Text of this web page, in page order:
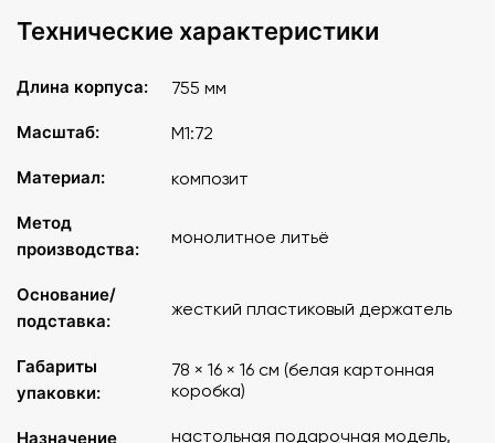
«Союз».
Разрабатывалась и изготавливалась в Куйбышеве (ныне
Ильича Козлова и Сергея Павловича Королёва на
Описание
Высота модели на подставке: 38 см.
Размер упаковки: 10 х 10 х 40 см.
Вес в транспортной упаковке не более 1 кг.
Технические характеристики
Длина корпуса: 755 мм
Масштаб: М1:72
Материал: композит
Метод
производства:
монолитное литьё
Основание/
подставка:
жесткий пластиковый держатель
Габариты
упаковки:
78 × 16 × 16 см (белая картонная
коробка)
Назначение
настольная подарочная модель,